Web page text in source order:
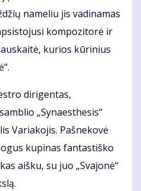
nameliu jis vadinamas
kompozitorė ir
kurios kūrinius
dirigentas,
„Synaesthesis“
Variakojis. Pašnekovė
kupinas fantastiško
aišku, su juo „Svajonė“